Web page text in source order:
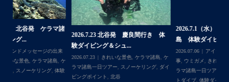
Follow on Instagram
2026.7.1（水） 北谷発 ケラマ諸
島 体験ダイビング&...
2026.07.06
アイランドメッセージの出来
事,ウミガメ,きれいな景色,ケラマ諸島,ケ
ラマ諸島一日ツアー,スノーケリング ,ボー
,北谷 ,沖縄本島
2026.6.29（月）那覇発 クルーザー
チャーター ブログ...
アイランドメッセージ
の出来事, きれいな景色
ケラマ諸島一日ツ
アー, スノーケリング ,
チャータークルー
ズ
那覇発